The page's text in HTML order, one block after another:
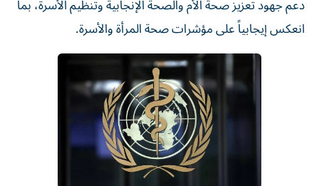
دعم جهود تعزيز صحة الأم والصحة الإنجابية وتنظيم الأسرة، بما
انعكس إيجابياً على مؤشرات صحة المرأة والأسرة.